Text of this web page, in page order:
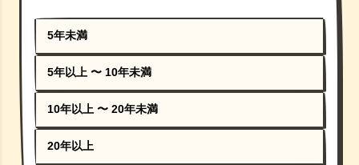
5年未満
5年以上 〜 10年未満
10年以上 〜 20年未満
20年以上